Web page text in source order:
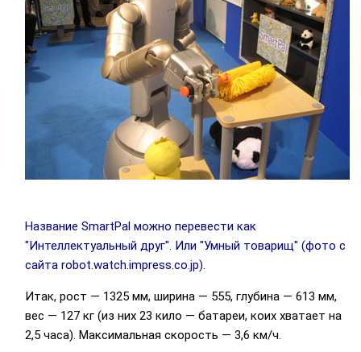
Название SmartPal можно перевести как
"Интеллектуальный друг". Или "Умный товарищ" (фото с
сайта robot.watch.impress.co.jp).
Итак, рост — 1325 мм, ширина — 555, глубина — 613 мм,
вес — 127 кг (из них 23 кило — батареи, коих хватает на
2,5 часа). Максимальная скорость — 3,6 км/ч.